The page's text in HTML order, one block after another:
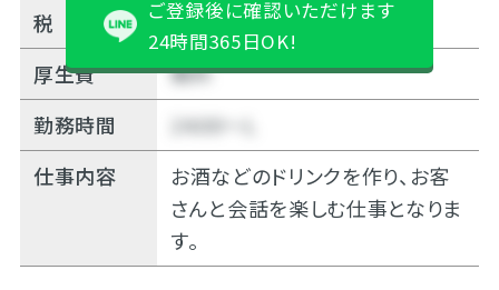
税
10%
厚生費
無料
勤務時間
24:00～Ｌ
仕事内容
お酒などのドリンクを作り、お客
さんと会話を楽しむ仕事となりま
す。
ご登録後に確認いただけます
24時間365日OK!